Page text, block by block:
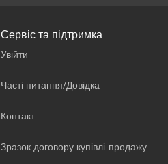
Сервіс та підтримка
Увійти
Часті питання/Довідка
Контакт
Зразок договору купівлі-продажу